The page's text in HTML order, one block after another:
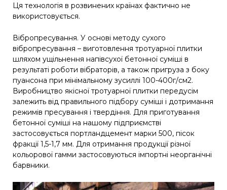
Ця технологія в розвинених країнах фактично не
використовується.
Вібропресування. У основі методу сухого
вібропресування – виготовлення тротуарної плитки
шляхом ущільнення напівсухої бетонної суміші в
результаті роботи вібраторів, а також пригруза з боку
пуансона при мінімальному зусиллі 100-400г/см2.
Виробництво якісної тротуарної плитки передусім
залежить від правильного підбору суміші і дотримання
режимів пресування і твердіння. Для приготування
бетонної суміші на нашому підприємстві
застосовується портландцемент марки 500, пісок
фракції 1,5-1,7 мм. Для отримання продукції різної
кольорової гамми застосовуються імпортні неорганічні
барвники.